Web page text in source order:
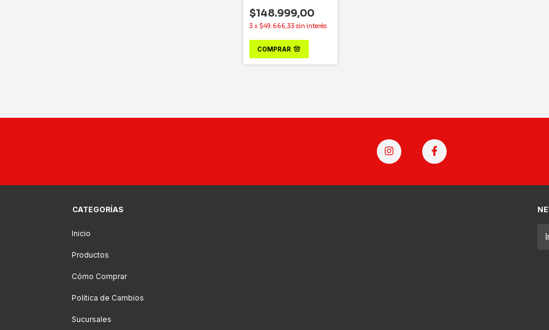
$148.999,00
3 x $49.666,33 sin interés
COMPRAR
CATEGORÍAS
Inicio
Productos
Cómo Comprar
Política de Cambios
Sucursales